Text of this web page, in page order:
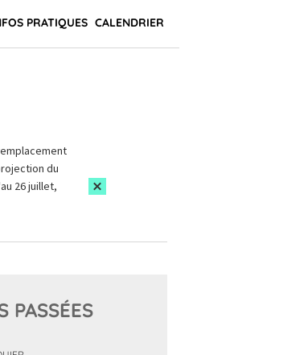
PRATIQUES CALENDRIER
du
26 juillet,
PASSÉES